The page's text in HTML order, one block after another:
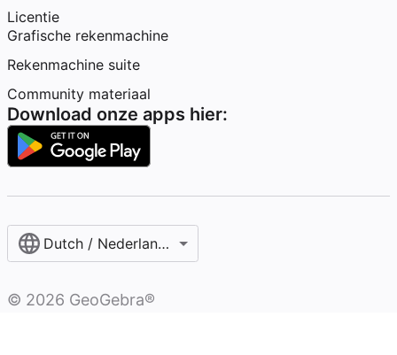
Licentie
Grafische rekenmachine
Rekenmachine suite
Community materiaal
Download onze apps hier:
Dutch / Nederlands‎ (België)‎
© 2026 GeoGebra®